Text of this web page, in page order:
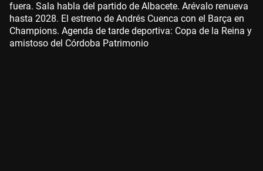
fuera. Sala habla del partido de Albacete. Arévalo renueva
hasta 2028. El estreno de Andrés Cuenca con el Barça en
Champions. Agenda de tarde deportiva: Copa de la Reina y
amistoso del Córdoba Patrimonio